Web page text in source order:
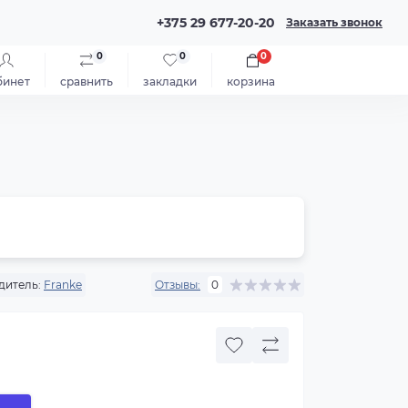
+375 29 677-20-20 Заказать звонок
сравнить
0
закладки
0
корзина
0
Franke Отзывы: 0